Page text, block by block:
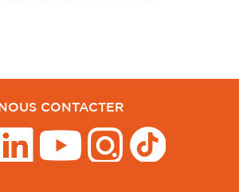
NOUS CONTACTER